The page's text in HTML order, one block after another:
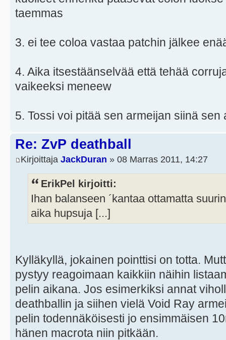
taemmas
3. ei tee coloa vastaa patchin jälkee
4. Aika itsestäänselvää että tehää
vaikeeksi meneew
5. Tossi voi pitää sen armeijan siinä
Re: ZvP deathball
Kirjoittaja JackDuran » 08 Marras 2011, 14:27
ErikPel kirjoitti:
Ihan balanseen ´kantaa ottamatta
aika hupsuja [...]
Kylläkyllä, jokainen pointtisi on totta.
pystyy reagoimaan kaikkiin näihin
pelin aikana. Jos esimerkiksi annat
deathballin ja siihen vielä Void Ray
pelin todennäköisesti jo ensimmäisen
hänen macrota niin pitkään.